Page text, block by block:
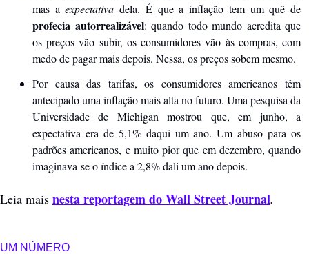
mas a expectativa
profecia autorrealizável: quando todo mundo acredita que
os preços vão subir, os consumidores vão às compras, com
medo de pagar mais depois. Nessa, os preços sobem mesmo.
Por causa das tarifas, os consumidores americanos têm
antecipado uma inflação mais alta no futuro. Uma pesquisa da
Universidade de Michigan mostrou que, em junho, a
expectativa era de 5,1% daqui um ano. Um abuso para os
padrões americanos, e muito pior que em dezembro, quando
imaginava-se o índice a 2,8% dali um ano depois.
Leia mais nesta reportagem do Wall Street Journal.
UM NÚMERO